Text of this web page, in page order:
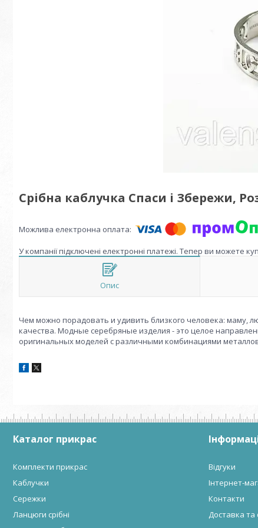
Срібна каблучка Спаси і Збережи,
У компанії підключені електронні платежі. Тепер ви можете
Опис
Чем можно порадовать и удивить близкого человека: маму,
качества. Модные серебряные изделия - это целое
оригинальных моделей с различными комбинациями
Каталог прикрас
Комплекти прикрас
Каблучки
Сережки
Ланцюги срібні
Відгуки
Інтернет-
Контакти
Доставка та